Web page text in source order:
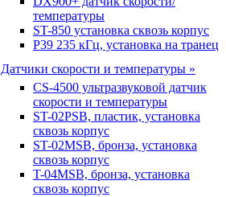
температуры
ST-850 установка сквозь корпус
P39 235 кГц, установка на транец
Датчики скорости и температуры »
CS-4500 ультразвуковой датчик
скорости и температуры
ST-02PSB, пластик, установка
сквозь корпус
ST-02MSB, бронза, установка
сквозь корпус
T-04MSB, бронза, установка
сквозь корпус